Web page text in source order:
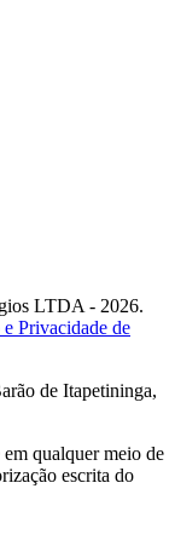
LTDA - 2026.
Privacidade de
de Itapetininga,
qualquer meio de
escrita do